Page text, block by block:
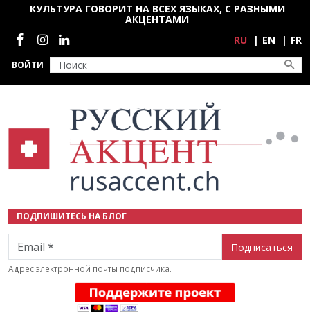
Перейти к основному содержанию
ВОЙТИ
КУЛЬТУРА ГОВОРИТ НА ВСЕХ ЯЗЫКАХ, С РАЗНЫМИ
АКЦЕНТАМИ
Социальные сети
RU EN FR
ПОДПИШИТЕСЬ НА БЛОГ
Email
Адрес электронной почты подписчика.